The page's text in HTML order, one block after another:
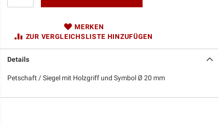
MERKEN
ZUR VERGLEICHSLISTE HINZUFÜGEN
Details
Petschaft / Siegel mit Holzgriff und Symbol Ø 20 mm